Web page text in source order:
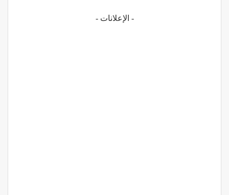
- الإعلانات -